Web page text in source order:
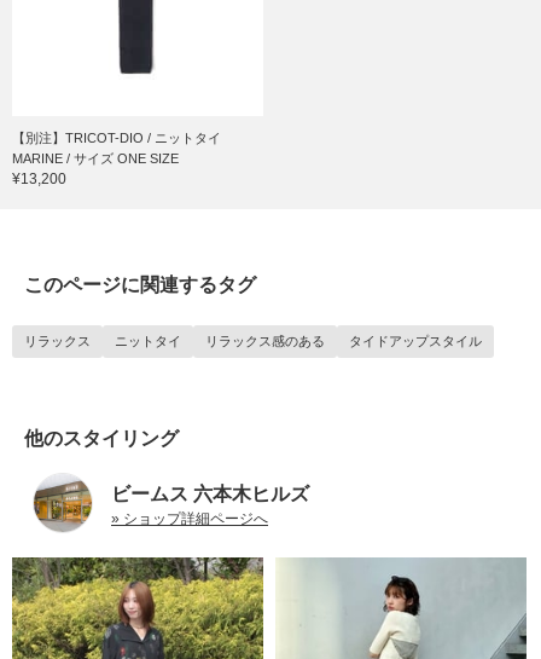
【別注】TRICOT-DIO / ニットタイ
MARINE / サイズ ONE SIZE
¥13,200
このページに関連するタグ
リラックス ニットタイ リラックス感のある タイドアップスタイル
他のスタイリング
ビームス 六本木ヒルズ
» ショップ詳細ページへ